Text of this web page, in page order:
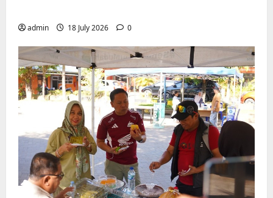
admin 18 July 2026 0